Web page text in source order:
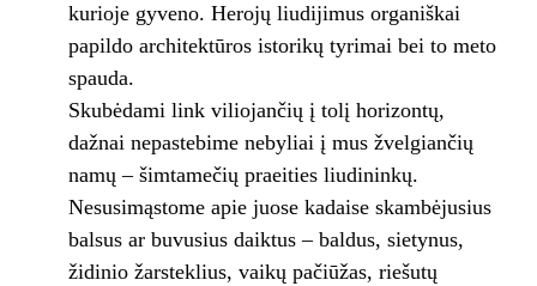
kurioje gyveno. Herojų liudijimus organiškai
papildo architektūros istorikų tyrimai bei to meto
spauda.
Skubėdami link viliojančių į tolį horizontų,
dažnai nepastebime nebyliai į mus žvelgiančių
namų – šimtamečių praeities liudininkų.
Nesusimąstome apie juose kadaise skambėjusius
balsus ar buvusius daiktus – baldus, sietynus,
židinio žarsteklius, vaikų pačiūžas, riešutų